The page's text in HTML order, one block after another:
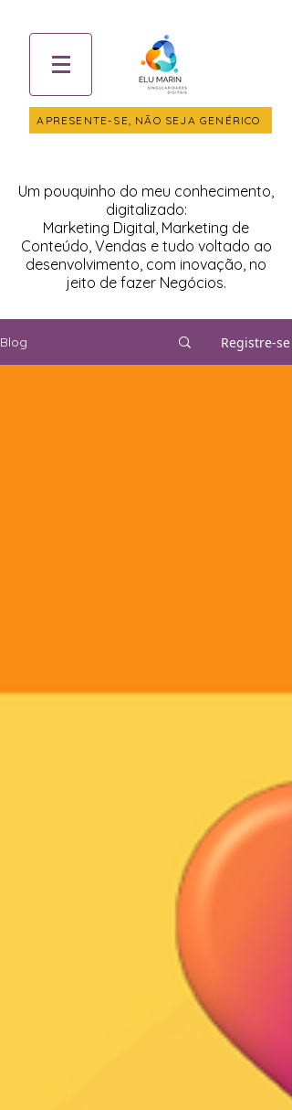
APRESENTE-SE, NÃO SEJA GENÉRICO
Um pouquinho do meu conhecimento,
digitalizado:
Marketing Digital, Marketing de
Conteúdo, Vendas e tudo voltado ao
desenvolvimento, com inovação, no
jeito de fazer Negócios.
Blog Registre-se